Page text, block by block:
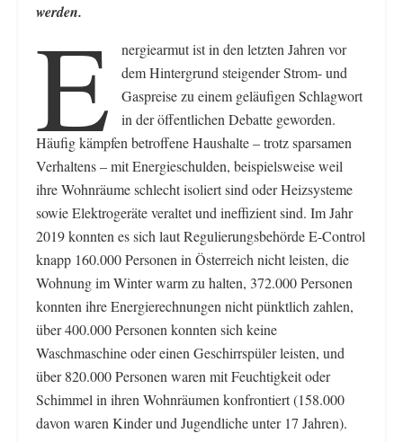
werden.
E
nergiearmut ist in den letzten Jahren vor
dem Hintergrund steigender Strom- und
Gaspreise zu einem geläufigen Schlagwort
in der öffentlichen Debatte geworden.
Häufig kämpfen betroffene Haushalte – trotz sparsamen
Verhaltens – mit Energieschulden, beispielsweise weil
ihre Wohnräume schlecht isoliert sind oder Heizsysteme
sowie Elektrogeräte veraltet und ineffizient sind. Im Jahr
2019 konnten es sich laut Regulierungsbehörde E-Control
knapp 160.000 Personen in Österreich nicht leisten, die
Wohnung im Winter warm zu halten, 372.000 Personen
konnten ihre Energierechnungen nicht pünktlich zahlen,
über 400.000 Personen konnten sich keine
Waschmaschine oder einen Geschirrspüler leisten, und
über 820.000 Personen waren mit Feuchtigkeit oder
Schimmel in ihren Wohnräumen konfrontiert (158.000
davon waren Kinder und Jugendliche unter 17 Jahren).